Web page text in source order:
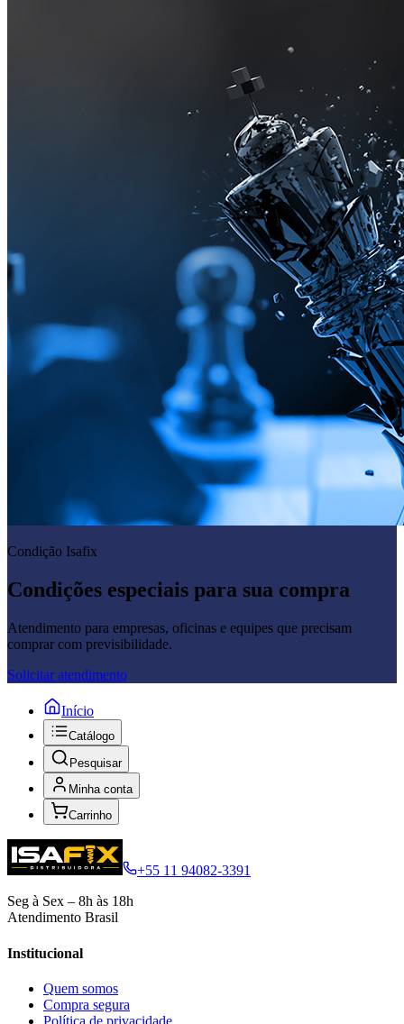
Condição Isafix
Condições especiais para sua compra
Atendimento para empresas, oficinas e equipes que precisam
comprar com previsibilidade.
Solicitar atendimento
Início
Catálogo
Pesquisar
Minha conta
Carrinho
+55 11 94082-3391
Seg à Sex – 8h às 18h
Atendimento Brasil
Institucional
Quem somos
Compra segura
Política de privacidade